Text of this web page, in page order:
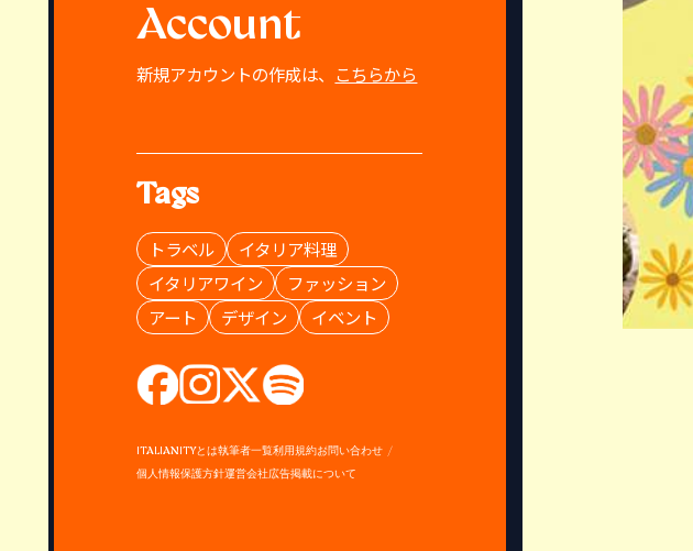
Account
新規アカウントの作成は、 こちらから
Tags
トラベル
イタリア料理
イタリアワイン
ファッション
アート
デザイン イベント
ITALIANITYとは執筆者一覧利用規約お問い合わせ
個人情報保護方針運営会社広告掲載について